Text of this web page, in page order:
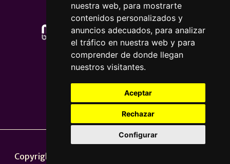
nuestra web, para mostrarte
contenidos personalizados y
anuncios adecuados, para analizar
el tráfico en nuestra web y para
comprender de donde llegan
nuestros visitantes.
Aceptar
Rechazar
Configurar
Nota legal|Política de privacidade
Copyright © 2026 | Powered by